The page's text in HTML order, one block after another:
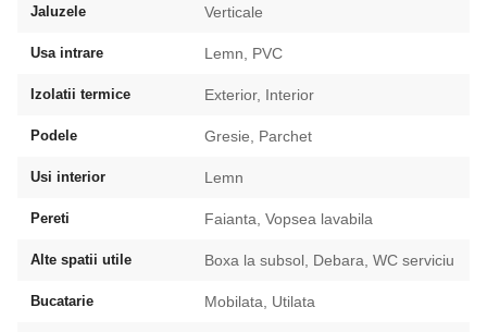
Jaluzele Verticale
Usa intrare Lemn, PVC
Izolatii termice Exterior, Interior
Podele Gresie, Parchet
Usi interior Lemn
Pereti Faianta, Vopsea lavabila
Alte spatii utile Boxa la subsol, Debara, WC serviciu
Bucatarie Mobilata, Utilata